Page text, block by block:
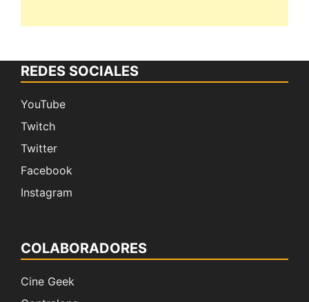
REDES SOCIALES
YouTube
Twitch
Twitter
Facebook
Instagram
COLABORADORES
Cine Geek